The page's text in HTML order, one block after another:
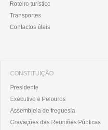
Roteiro turístico
Transportes
Contactos úteis
CONSTITUIÇÃO
Presidente
Executivo e Pelouros
Assembleia de freguesia
Gravações das Reuniões Públicas